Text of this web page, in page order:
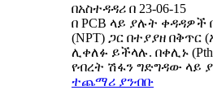
በአስተዳዳሪ በ 23-06-15
በ PCB ላይ ያሉት ቀዳዳዎች
(NPT) ጋር በተያያዘ በቅጥር
ሊቀለፉ ይችላሉ. በቀሊኑ
የብረት ሽፋን ግድግዳው ላይ
ተጨማሪ ያንብቡ